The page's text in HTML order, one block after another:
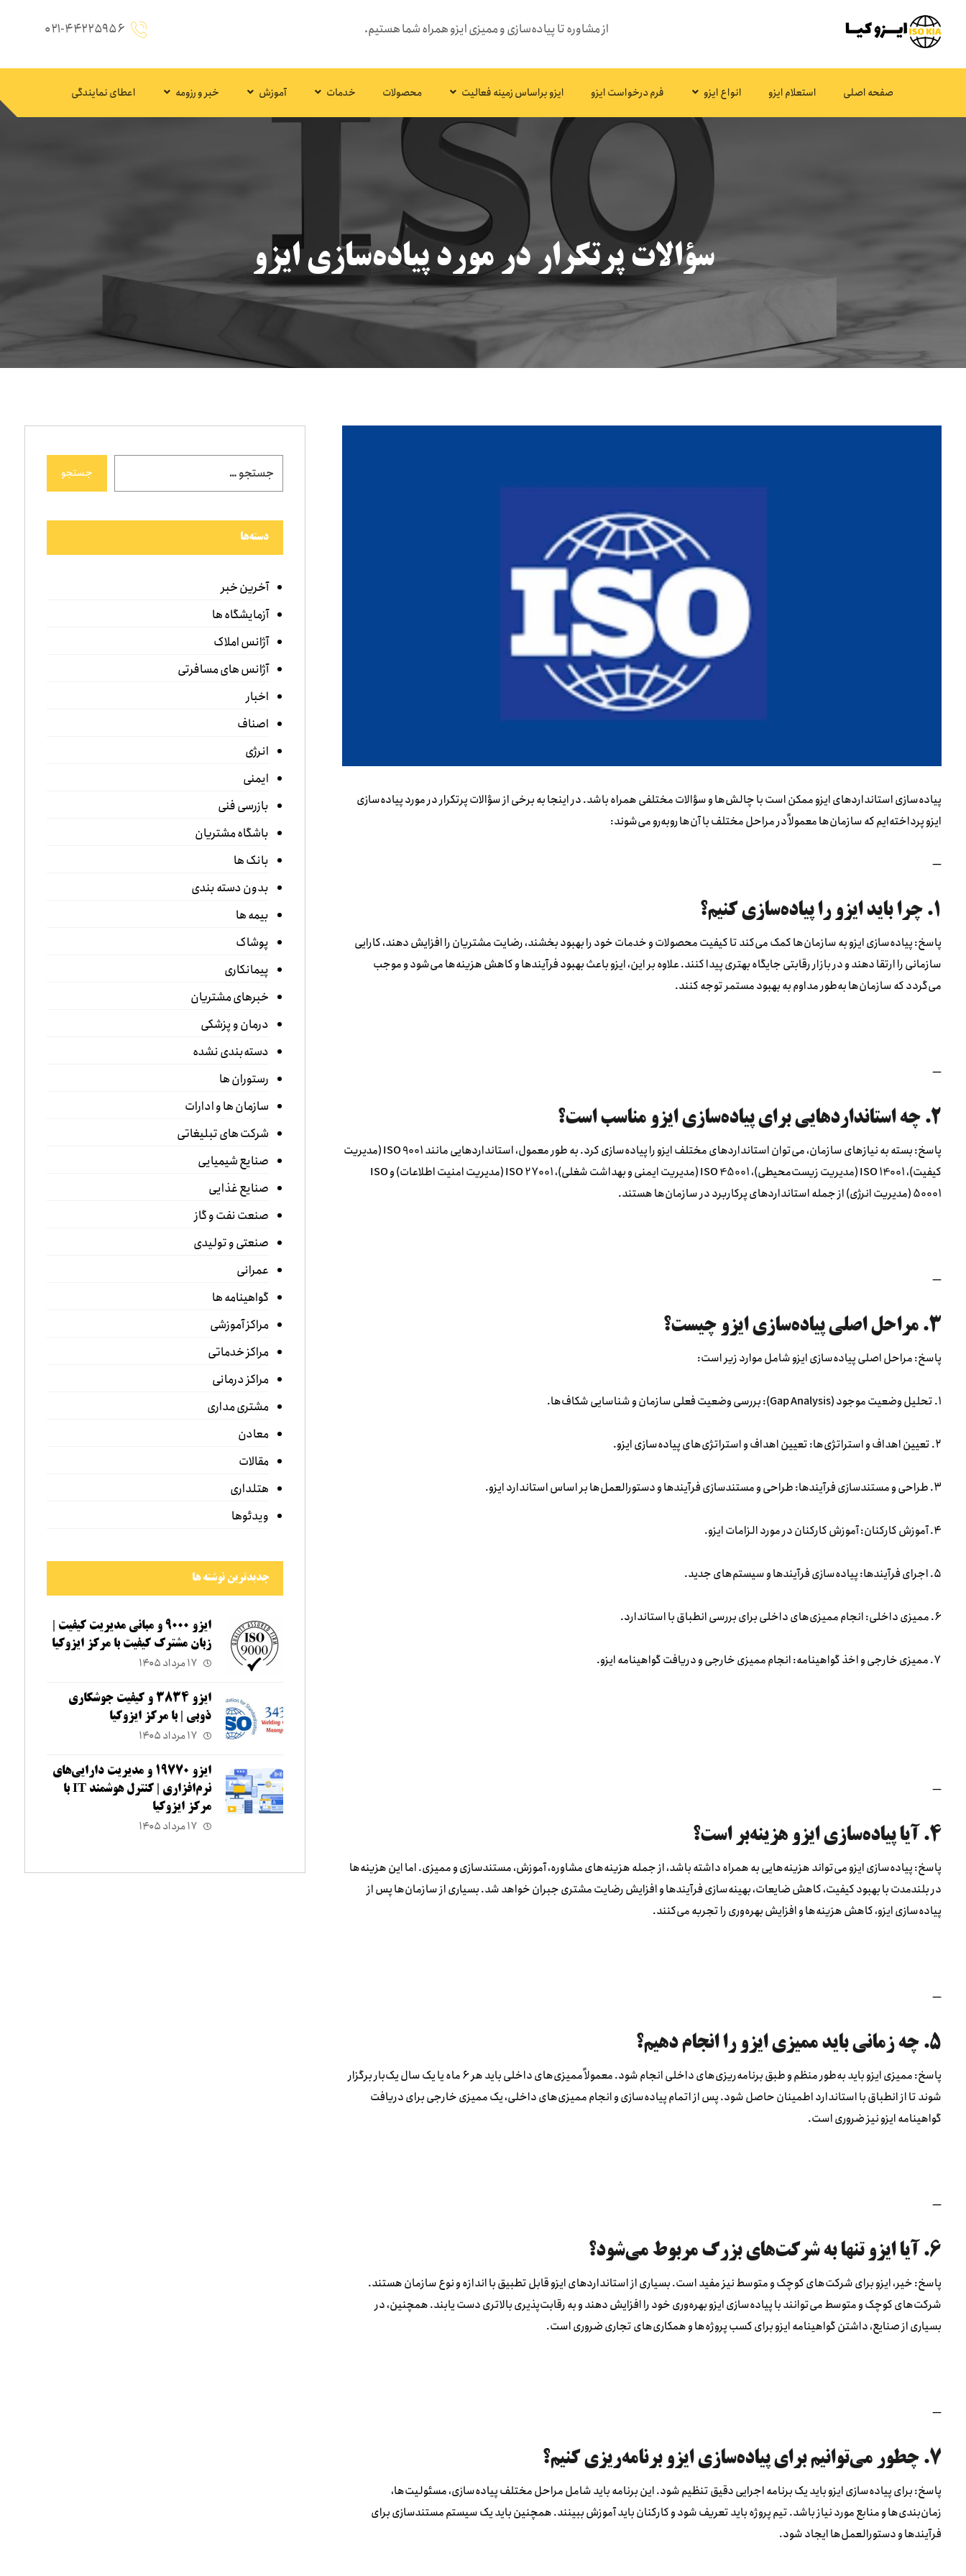
از مشاوره تا پیاده‌سازی و ممیزی ایزو همراه شما هستیم. ۰۲۱-۴۴۲۲۵۹۵۶
صفحه اصلی استعلام ایزو انواع ایزو فرم درخواست ایزو ایزو براساس زمینه فعالیت محصولات خدمات آموزش خبر و رزومه اعطای نمایندگی
سؤالات پرتکرار در مورد پیاده‌سازی ایزو
پیاده‌سازی استانداردهای ایزو ممکن است با چالش‌ها و سؤالات مختلفی همراه باشد. در اینجا به برخی از سؤالات پرتکرار در مورد پیاده‌سازی
ایزو پرداخته‌ایم که سازمان‌ها معمولاً در مراحل مختلف با آن‌ها روبه‌رو می‌شوند:
—
۱. چرا باید ایزو را پیاده‌سازی کنیم؟
پاسخ: پیاده‌سازی ایزو به سازمان‌ها کمک می‌کند تا کیفیت محصولات و خدمات خود را بهبود بخشند، رضایت مشتریان را افزایش دهند، کارایی
سازمانی را ارتقا دهند و در بازار رقابتی جایگاه بهتری پیدا کنند. علاوه بر این، ایزو باعث بهبود فرآیندها و کاهش هزینه‌ها می‌شود و موجب
می‌گردد که سازمان‌ها به‌طور مداوم به بهبود مستمر توجه کنند.
—
۲. چه استانداردهایی برای پیاده‌سازی ایزو مناسب است؟
پاسخ: بسته به نیازهای سازمان، می‌توان استانداردهای مختلف ایزو را پیاده‌سازی کرد. به طور معمول، استانداردهایی مانند ISO 9001 (مدیریت
کیفیت)، ISO 14001 (مدیریت زیست‌محیطی)، ISO 45001 (مدیریت ایمنی و بهداشت شغلی)، ISO 27001 (مدیریت امنیت اطلاعات) و ISO
50001 (مدیریت انرژی) از جمله استانداردهای پرکاربرد در سازمان‌ها هستند.
—
۳. مراحل اصلی پیاده‌سازی ایزو چیست؟
پاسخ: مراحل اصلی پیاده‌سازی ایزو شامل موارد زیر است:
۱. تحلیل وضعیت موجود (Gap Analysis): بررسی وضعیت فعلی سازمان و شناسایی شکاف‌ها.
۲. تعیین اهداف و استراتژی‌ها: تعیین اهداف و استراتژی‌های پیاده‌سازی ایزو.
۳. طراحی و مستندسازی فرآیندها: طراحی و مستندسازی فرآیندها و دستورالعمل‌ها بر اساس استاندارد ایزو.
۴. آموزش کارکنان: آموزش کارکنان در مورد الزامات ایزو.
۵. اجرای فرآیندها: پیاده‌سازی فرآیندها و سیستم‌های جدید.
۶. ممیزی داخلی: انجام ممیزی‌های داخلی برای بررسی انطباق با استاندارد.
۷. ممیزی خارجی و اخذ گواهینامه: انجام ممیزی خارجی و دریافت گواهینامه ایزو.
—
۴. آیا پیاده‌سازی ایزو هزینه‌بر است؟
پاسخ: پیاده‌سازی ایزو می‌تواند هزینه‌هایی به همراه داشته باشد، از جمله هزینه‌های مشاوره، آموزش، مستندسازی و ممیزی. اما این هزینه‌ها
در بلندمدت با بهبود کیفیت، کاهش ضایعات، بهینه‌سازی فرآیندها و افزایش رضایت مشتری جبران خواهد شد. بسیاری از سازمان‌ها پس از
پیاده‌سازی ایزو، کاهش هزینه‌ها و افزایش بهره‌وری را تجربه می‌کنند.
—
۵. چه زمانی باید ممیزی ایزو را انجام دهیم؟
پاسخ: ممیزی ایزو باید به‌طور منظم و طبق برنامه‌ریزی‌های داخلی انجام شود. معمولاً ممیزی‌های داخلی باید هر ۶ ماه یا یک سال یک‌بار برگزار
شوند تا از انطباق با استاندارد اطمینان حاصل شود. پس از اتمام پیاده‌سازی و انجام ممیزی‌های داخلی، یک ممیزی خارجی برای دریافت
گواهینامه ایزو نیز ضروری است.
—
۶. آیا ایزو تنها به شرکت‌های بزرگ مربوط می‌شود؟
پاسخ: خیر، ایزو برای شرکت‌های کوچک و متوسط نیز مفید است. بسیاری از استانداردهای ایزو قابل تطبیق با اندازه و نوع سازمان هستند.
شرکت‌های کوچک و متوسط می‌توانند با پیاده‌سازی ایزو بهره‌وری خود را افزایش دهند و به رقابت‌پذیری بالاتری دست یابند. همچنین، در
بسیاری از صنایع، داشتن گواهینامه ایزو برای کسب پروژه‌ها و همکاری‌های تجاری ضروری است.
—
۷. چطور می‌توانیم برای پیاده‌سازی ایزو برنامه‌ریزی کنیم؟
پاسخ: برای پیاده‌سازی ایزو باید یک برنامه اجرایی دقیق تنظیم شود. این برنامه باید شامل مراحل مختلف پیاده‌سازی، مسئولیت‌ها،
زمان‌بندی‌ها و منابع مورد نیاز باشد. تیم پروژه باید تعریف شود و کارکنان باید آموزش ببینند. همچنین باید یک سیستم مستندسازی برای
فرآیندها و دستورالعمل‌ها ایجاد شود.
جستجو
دسته‌ها
آخرین خبر
آزمایشگاه ها
آژانس املاک
آژانس های مسافرتی
اخبار
اصناف
انرژی
ایمنی
بازرسی فنی
باشگاه مشتریان
بانک ها
بدون دسته بندی
بیمه ها
پوشاک
پیمانکاری
خبرهای مشتریان
درمان و پزشکی
دسته‌بندی نشده
رستوران ها
سازمان ها و ادارات
شرکت های تبلیغاتی
صنایع شیمیایی
صنایع غذایی
صنعت نفت و گاز
صنعتی و تولیدی
عمرانی
گواهینامه ها
مراکز آموزشی
مراکز خدماتی
مراکز درمانی
مشتری مداری
معادن
مقالات
هتلداری
ویدئوها
جدیدترین نوشته ها
ایزو ۹۰۰۰ و مبانی مدیریت کیفیت |
زبان مشترک کیفیت با مرکز ایزوکیا
۱۷ مرداد ۱۴۰۵
ایزو ۳۸۳۴ و کیفیت جوشکاری
ذوبی | با مرکز ایزوکیا
۱۷ مرداد ۱۴۰۵
ایزو ۱۹۷۷۰ و مدیریت دارایی‌های
نرم‌افزاری | کنترل هوشمند IT با
مرکز ایزوکیا
۱۷ مرداد ۱۴۰۵